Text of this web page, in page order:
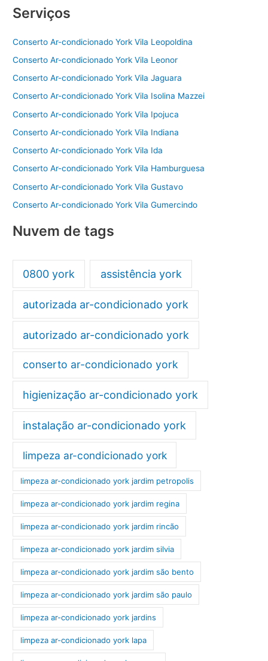
Serviços
Conserto Ar-condicionado York Vila Leopoldina
Conserto Ar-condicionado York Vila Leonor
Conserto Ar-condicionado York Vila Jaguara
Conserto Ar-condicionado York Vila Isolina Mazzei
Conserto Ar-condicionado York Vila Ipojuca
Conserto Ar-condicionado York Vila Indiana
Conserto Ar-condicionado York Vila Ida
Conserto Ar-condicionado York Vila Hamburguesa
Conserto Ar-condicionado York Vila Gustavo
Conserto Ar-condicionado York Vila Gumercindo
Nuvem de tags
0800 york assistência york
autorizada ar-condicionado york
autorizado ar-condicionado york
conserto ar-condicionado york
higienização ar-condicionado york
instalação ar-condicionado york
limpeza ar-condicionado york
limpeza ar-condicionado york jardim petropolis
limpeza ar-condicionado york jardim regina
limpeza ar-condicionado york jardim rincão
limpeza ar-condicionado york jardim silvia
limpeza ar-condicionado york jardim são bento
limpeza ar-condicionado york jardim são paulo
limpeza ar-condicionado york jardins
limpeza ar-condicionado york lapa